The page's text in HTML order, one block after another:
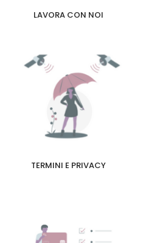
LAVORA CON NOI
TERMINI E PRIVACY